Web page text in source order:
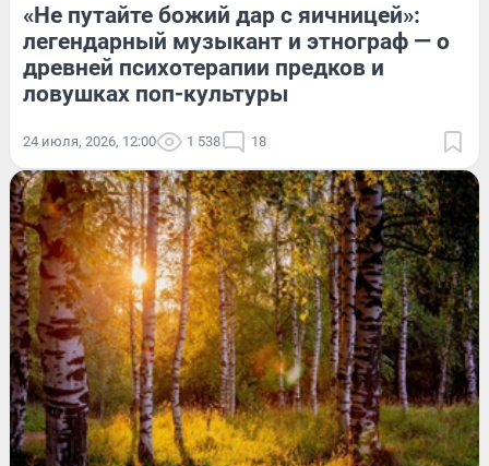
«Не путайте божий дар с яичницей»:
легендарный музыкант и этнограф — о
древней психотерапии предков и
ловушках поп-культуры
24 июля, 2026, 12:00 1 538 18